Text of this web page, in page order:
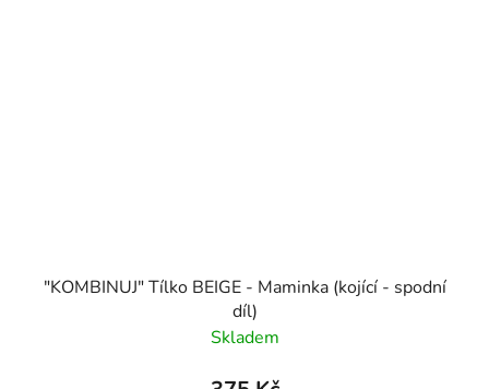
"KOMBINUJ" Tílko BEIGE - Maminka (kojící - spodní
díl)
Skladem